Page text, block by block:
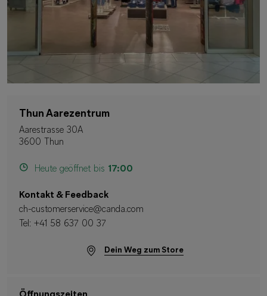
Thun Aarezentrum
Aarestrasse 30A
3600 Thun
Heute geöffnet bis 17:00
Kontakt & Feedback
ch-customerservice@canda.com
Tel: +41 58 637 00 37
Dein Weg zum Store